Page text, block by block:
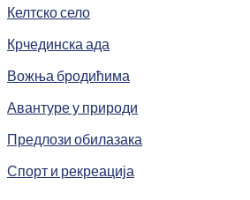
Келтско село
Крчединска ада
Вожња бродићима
Авантуре у природи
Предлози обилазака
Спорт и рекреација